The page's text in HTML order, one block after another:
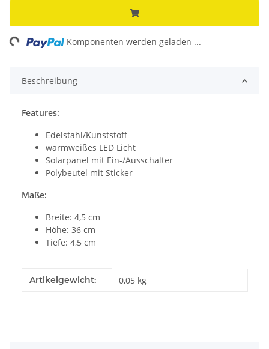
Komponenten werden geladen ...
Beschreibung
Features:
Edelstahl/Kunststoff
warmweißes LED Licht
Solarpanel mit Ein-/Ausschalter
Polybeutel mit Sticker
Maße:
Breite: 4,5 cm
Höhe: 36 cm
Tiefe: 4,5 cm
Produkteigenschaft
Wert
Artikelgewicht: 0,05 kg